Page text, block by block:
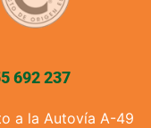
692 237
a la Autovía A-49